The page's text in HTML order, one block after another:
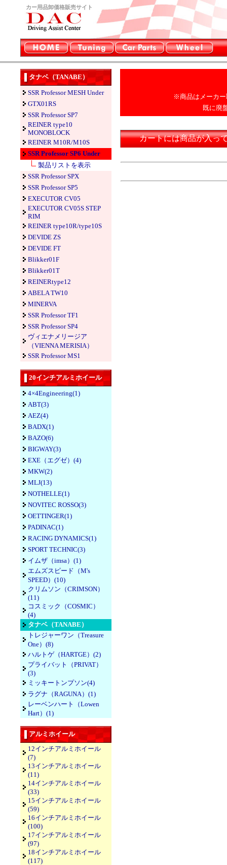
カー用品卸価格販売サイト
タナベ（TANABE）
SSR Professor MESH Under
GTX01RS
SSR Professor SP7
REINER type10
MONOBLOCK
REINER M10R/M10S
SSR Professor SP6 Under
製品リストを表示
SSR Professor SPX
SSR Professor SP5
EXECUTOR CV05
EXECUTOR CV05S STEP
RIM
REINER type10R/type10S
DEVIDE ZS
DEVIDE FT
Blikker01F
Blikker01T
REINERtype12
ABELA TW10
MINERVA
SSR Professor TF1
SSR Professor SP4
ヴィエナメリージア
（VIENNA MERISIA）
SSR Professor MS1
20インチアルミホイール
4×4Engineering(1)
ABT(3)
AEZ(4)
BADX(1)
BAZO(6)
BIGWAY(3)
EXE（エグゼ）(4)
MKW(2)
MLJ(13)
NOTHELLE(1)
NOVITEC ROSSO(3)
OETTINGER(1)
PADINAC(1)
RACING DYNAMICS(1)
SPORT TECHNIC(3)
イムザ（imsa）(1)
エムズスピード（M's
SPEED）(10)
クリムソン（CRIMSON）
(11)
コスミック（COSMIC）
(4)
タナベ（TANABE）
トレジャーワン（Treasure
One）(8)
ハルトゲ（HARTGE）(2)
プライバット（PRIVAT）
(3)
ミッキートンプソン(4)
ラグナ（RAGUNA）(1)
レーベンハート（Lowen
Hart）(1)
アルミホイール
12インチアルミホイール
(7)
13インチアルミホイール
(11)
14インチアルミホイール
(33)
15インチアルミホイール
(59)
16インチアルミホイール
(100)
17インチアルミホイール
(97)
18インチアルミホイール
(117)
※商品はメーカー
既に廃
カートには商品が入っ